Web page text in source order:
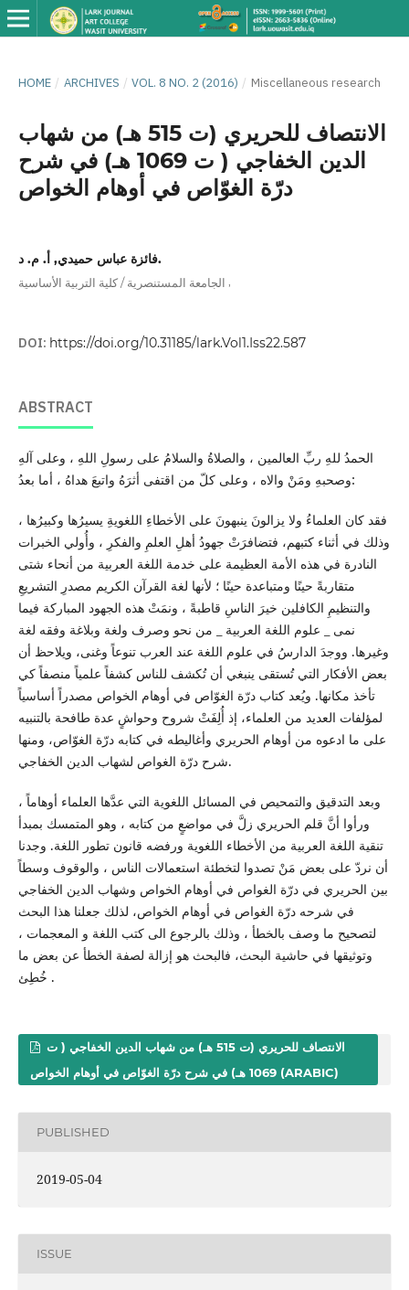
HOME / ARCHIVES / VOL. 8 NO. 2 (2016) / Miscellaneous research
الانتصاف للحريري (ت 515 هـ) من شهاب
الدين الخفاجي ( ت 1069 هـ) في شرح
درّة الغوّاص في أوهام الخواص
فائزة عباس حميدي, أ. م. د.
الجامعة المستنصرية / كلية التربية الأساسية
DOI: https://doi.org/10.31185/lark.Vol1.Iss22.587
ABSTRACT
الحمدُ للهِ ربِّ العالمين ، والصلاةُ والسلامُ على رسولِ اللهِ ، وعلى آلهِ
وصحبهِ ومَنْ والاه ، وعلى كلّ من اقتفى أثرَهُ واتبعَ هداهُ ، أما بعدُ:
فقد كان العلماءُ ولا يزالونَ ينبهونَ على الأخطاءِ اللغويةِ يسيرُها وكبيرُها ،
وذلك في أثناء كتبهم، فتضافرَتْ جهودُ أهلِ العلمِ والفكرِ ، وأُولي الخبرات
النادرة في هذه الأمة العظيمة على خدمة اللغة العربية من أنحاء شتى
متقاربةً حينًا ومتباعدة حينًا ؛ لأنها لغة القرآن الكريم مصدرِ التشريعِ
والتنظيمِ الكافلين خيرَ الناسِ قاطبةً ، ونمَتْ هذه الجهود المباركة فيما
نمى _ علوم اللغة العربية _ من نحو وصرف ولغة وبلاغة وفقه لغة
وغيرها. ووجدَ الدارسُ في علوم اللغة عند العرب تنوعاً وغنى، ويلاحظ أن
بعض الأفكار التي تُستقى ينبغي أن تُكشف للناس كشفاً علمياً منصفاً كي
تأخذ مكانها. ويُعد كتاب درّة الغوّاص في أوهام الخواص مصدراً أساسياً
لمؤلفات العديد من العلماء، إذ أُلِفَتْ شروح وحواشٍ عدة طافحة بالتنبيه
على ما ادعوه من أوهام الحريري وأغاليطه في كتابه درّة الغوّاص، ومنها
شرح درّة الغواص لشهاب الدين الخفاجي.
وبعد التدقيق والتمحيص في المسائل اللغوية التي عدَّها العلماء أوهاماً ،
ورأوا أنَّ قلم الحريري زلَّ في مواضعٍ من كتابه ، وهو المتمسك بمبدأ
تنقية اللغة العربية من الأخطاء اللغوية ورفضه قانون تطور اللغة. وجدنا
أن نردّ على بعض مَنْ تصدوا لتخطئة استعمالات الناس ، والوقوف وسطاً
بين الحريري في درّة الغواص في أوهام الخواص وشهاب الدين الخفاجي
في شرحه درّة الغواص في أوهام الخواص، لذلك جعلنا هذا البحث
لتصحيح ما وصف بالخطأ ، وذلك بالرجوع الى كتب اللغة و المعجمات ،
وتوثيقها في حاشية البحث، فالبحث هو إزالة لصفة الخطأ عن بعض ما
خُطِئ .
الانتصاف للحريري (ت 515 هـ) من شهاب الدين الخفاجي ( ت
1069 هـ) في شرح درّة الغوّاص في أوهام الخواص (ARABIC)
PUBLISHED
2019-05-04
ISSUE